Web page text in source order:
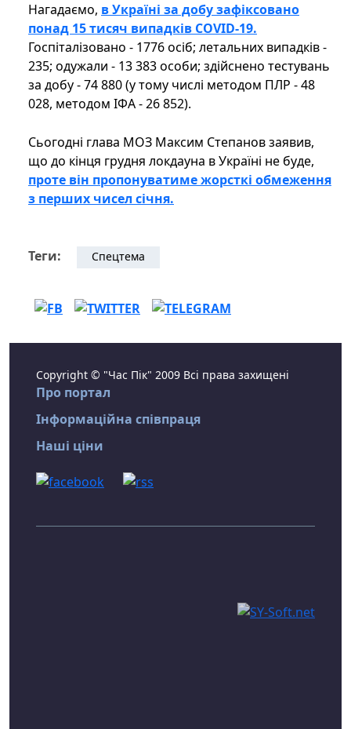
Нагадаємо, в Україні за добу зафіксовано
понад 15 тисяч випадків COVID-19.
Госпіталізовано - 1776 осіб; летальних випадків -
235; одужали - 13 383 особи; здійснено тестувань
за добу - 74 880 (у тому числі методом ПЛР - 48
028, методом ІФА - 26 852).
Сьогодні глава МОЗ Максим Степанов заявив,
що до кінця грудня локдауна в Україні не буде,
проте він пропонуватиме жорсткі обмеження
з перших чисел січня.
Теги: Спецтема
Copyright © "Час Пік" 2009 Всі права захищені
Про портал
Інформаційна співпраця
Наші ціни